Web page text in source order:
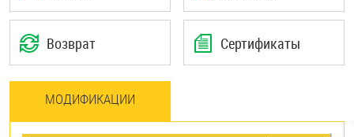
Возврат Сертификаты
МОДИФИКАЦИИ